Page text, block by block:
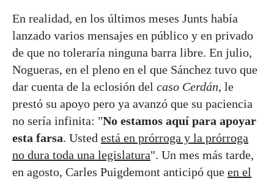
En realidad, en los últimos meses Junts había
lanzado varios mensajes en público y en privado
de que no toleraría ninguna barra libre. En julio,
Nogueras, en el pleno en el que Sánchez tuvo que
dar cuenta de la eclosión del caso Cerdán, le
prestó su apoyo pero ya avanzó que su paciencia
no sería infinita: "No estamos aquí para apoyar
esta farsa. Usted está en prórroga y la prórroga
no dura toda una legislatura". Un mes más tarde,
en agosto, Carles Puigdemont anticipó que en el